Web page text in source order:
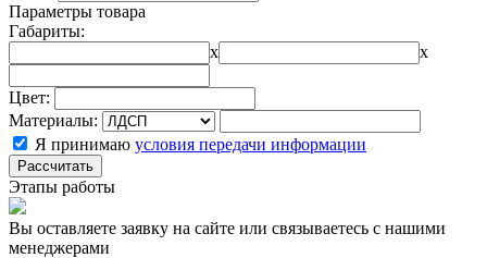
Параметры товара
Габариты:
x
x
Цвет:
Материалы:
Я принимаю условия передачи информации
Рассчитать
Этапы работы
Вы оставляете заявку на сайте или связываетесь с нашими
менеджерами